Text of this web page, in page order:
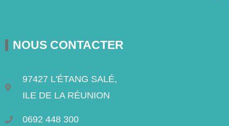
NOUS CONTACTER
97427 L'ÉTANG SALÉ,
ILE DE LA RÉUNION
0692 448 300